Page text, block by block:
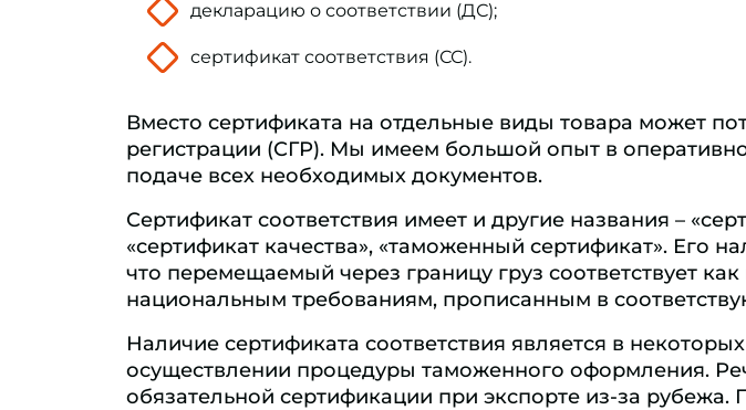
декларацию о соответствии (ДС);
сертификат соответствия (СС).
Вместо сертификата на отдельные виды товара может
регистрации (СГР). Мы имеем большой опыт в
подаче всех необходимых документов.
Сертификат соответствия имеет и другие названия –
«сертификат качества», «таможенный сертификат». Его
что перемещаемый через границу груз соответствует
национальным требованиям, прописанным в
Наличие сертификата соответствия является в
осуществлении процедуры таможенного оформления.
обязательной сертификации при экспорте из-за рубежа.